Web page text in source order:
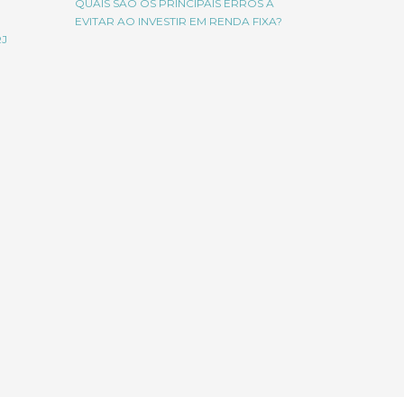
QUAIS SÃO OS PRINCIPAIS ERROS A
EVITAR AO INVESTIR EM RENDA FIXA?